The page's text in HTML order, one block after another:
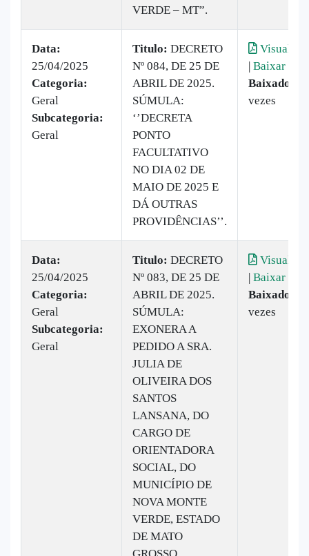
VERDE – MT”.
Data:
25/04/2025
Categoria:
Geral
Subcategoria:
Geral
Titulo: DECRETO
Nº 084, DE 25 DE
ABRIL DE 2025.
SÚMULA:
‘’DECRETA
PONTO
FACULTATIVO
NO DIA 02 DE
MAIO DE 2025 E
DÁ OUTRAS
PROVIDÊNCIAS’’.
Visualizar
| Baixar
Baixado:
vezes
Data:
25/04/2025
Categoria:
Geral
Subcategoria:
Geral
Titulo: DECRETO
Nº 083, DE 25 DE
ABRIL DE 2025.
SÚMULA:
EXONERA A
PEDIDO A SRA.
JULIA DE
OLIVEIRA DOS
SANTOS
LANSANA, DO
CARGO DE
ORIENTADORA
SOCIAL, DO
MUNICÍPIO DE
NOVA MONTE
VERDE, ESTADO
DE MATO
Visualizar
| Baixar
Baixado:
vezes